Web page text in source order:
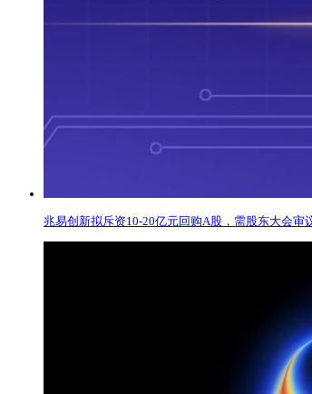
兆易创新拟斥资10-20亿元回购A股，需股东大会审